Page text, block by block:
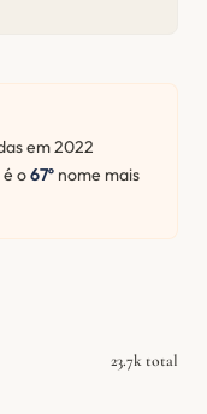
em 2022
o67º nome mais
23.7k total